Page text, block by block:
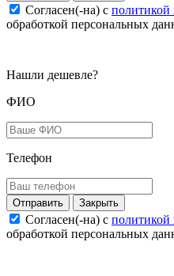
Согласен(-на) c политикой
обработкой персональных
Нашли дешевле?
ФИО
Телефон
Закрыть
Согласен(-на) c политикой
обработкой персональных